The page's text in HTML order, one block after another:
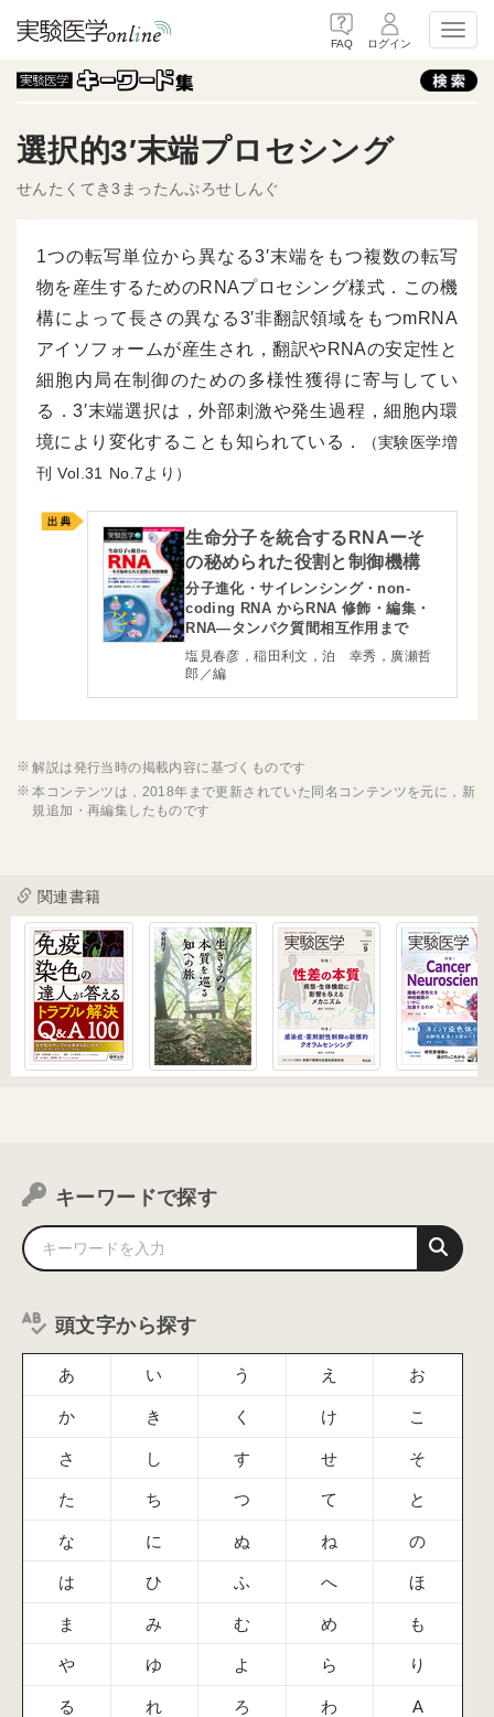
FAQ ログイン
選択的3′末端プロセシング
せんたくてき3まったんぷろせしんぐ
1つの転写単位から異なる3′末端をもつ複数の転写
物を産生するためのRNAプロセシング様式．この機
構によって長さの異なる3′非翻訳領域をもつmRNA
アイソフォームが産生され，翻訳やRNAの安定性と
細胞内局在制御のための多様性獲得に寄与してい
る．3′末端選択は，外部刺激や発生過程，細胞内環
境により変化することも知られている．
（実験医学増
刊
31 7より）
生命分子を統合するRNAーそ
の秘められた役割と制御機構
分子進化・サイレンシング・non-
coding RNA からRNA 修飾・編集・
RNA―タンパク質間相互作用まで
塩見春彦，稲田利文，泊 幸秀，廣瀬哲
郎／編
解説は発行当時の掲載内容に基づくものです
本コンテンツは，2018年まで更新されていた同名コンテンツを元に，新
規追加・再編集したものです
関連書籍
キーワードで探す
頭文字から探す
あ い う え お
か き く け こ
さ し す せ そ
た ち つ て と
な に ぬ ね の
は ひ ふ へ ほ
ま み む め も
や ゆ よ ら り
る れ ろ わ A